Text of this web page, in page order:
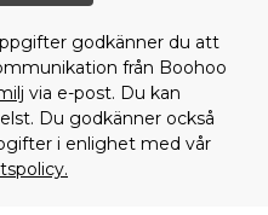
godkänner du att
från Boohoo
via e-post. Du kan
Du godkänner också
i enlighet med vår